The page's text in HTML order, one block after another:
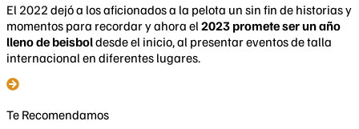
El 2022 dejó a los aficionados a la pelota un sin fin de historias y
momentos para recordar y ahora el 2023 promete ser un año
lleno de beisboldesde el inicio, al presentar eventos de talla
internacional en diferentes lugares.
Te Recomendamos